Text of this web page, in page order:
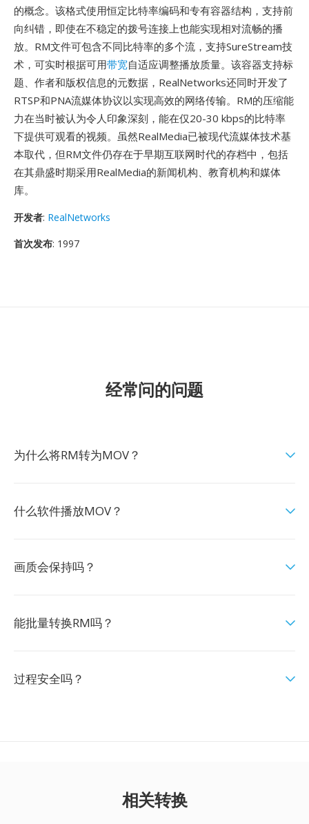
的概念。该格式使用恒定比特率编码和专有容器结构，支持前
向纠错，即使在不稳定的拨号连接上也能实现相对流畅的播
放。RM文件可包含不同比特率的多个流，支持SureStream技
术，可实时根据可用带宽自适应调整播放质量。该容器支持标
题、作者和版权信息的元数据，RealNetworks还同时开发了
RTSP和PNA流媒体协议以实现高效的网络传输。RM的压缩能
力在当时被认为令人印象深刻，能在仅20-30 kbps的比特率
下提供可观看的视频。虽然RealMedia已被现代流媒体技术基
本取代，但RM文件仍存在于早期互联网时代的存档中，包括
在其鼎盛时期采用RealMedia的新闻机构、教育机构和媒体
库。
开发者: RealNetworks
首次发布: 1997
经常问的问题
为什么将RM转为MOV？
什么软件播放MOV？
画质会保持吗？
能批量转换RM吗？
过程安全吗？
相关转换